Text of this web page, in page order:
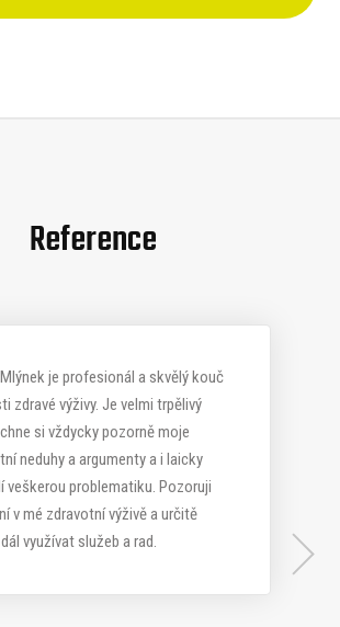
Reference
je profesionál a skvělý kouč
zdravé výživy. Je velmi trpělivý
si vždycky pozorně moje
neduhy a argumenty a i laicky
veškerou problematiku. Pozoruji
v mé zdravotní výživě a určitě
využívat služeb a rad.